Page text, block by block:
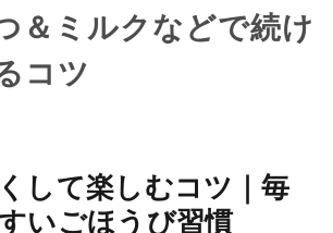
ファミリー向け
(定期) プロ仕様
＆ミルクなどで続け
コツ
して楽しむコツ｜毎
いごほうび習慣